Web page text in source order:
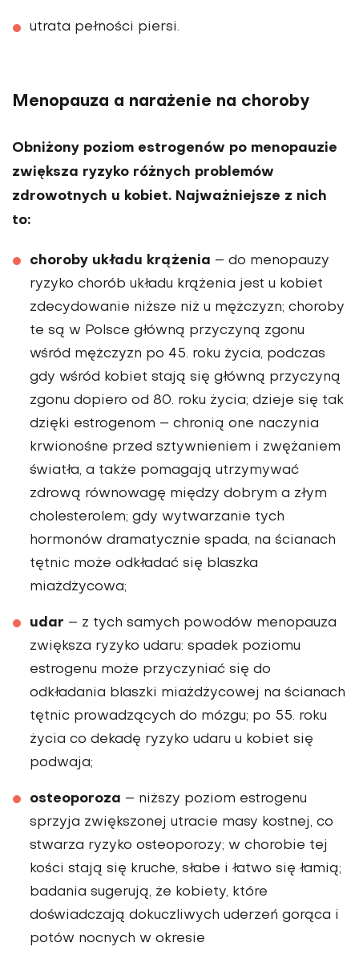
utrata pełności piersi.
Menopauza a narażenie na choroby
Obniżony poziom estrogenów po menopauzie
zwiększa ryzyko różnych problemów
zdrowotnych u kobiet. Najważniejsze z nich
to:
choroby układu krążenia – do menopauzy
ryzyko chorób układu krążenia jest u kobiet
zdecydowanie niższe niż u mężczyzn; choroby
te są w Polsce główną przyczyną zgonu
wśród mężczyzn po 45. roku życia, podczas
gdy wśród kobiet stają się główną przyczyną
zgonu dopiero od 80. roku życia; dzieje się tak
dzięki estrogenom – chronią one naczynia
krwionośne przed sztywnieniem i zwężaniem
światła, a także pomagają utrzymywać
zdrową równowagę między dobrym a złym
cholesterolem; gdy wytwarzanie tych
hormonów dramatycznie spada, na ścianach
tętnic może odkładać się blaszka
miażdżycowa;
udar – z tych samych powodów menopauza
zwiększa ryzyko udaru: spadek poziomu
estrogenu może przyczyniać się do
odkładania blaszki miażdżycowej na ścianach
tętnic prowadzących do mózgu; po 55. roku
życia co dekadę ryzyko udaru u kobiet się
podwaja;
osteoporoza – niższy poziom estrogenu
sprzyja zwiększonej utracie masy kostnej, co
stwarza ryzyko osteoporozy; w chorobie tej
kości stają się kruche, słabe i łatwo się łamią;
badania sugerują, że kobiety, które
doświadczają dokuczliwych uderzeń gorąca i
potów nocnych w okresie